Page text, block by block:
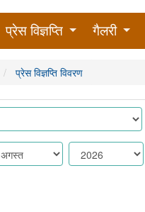
प्रेस विज्ञप्ति गैलरी
प्रेस विज्ञप्ति विवरण